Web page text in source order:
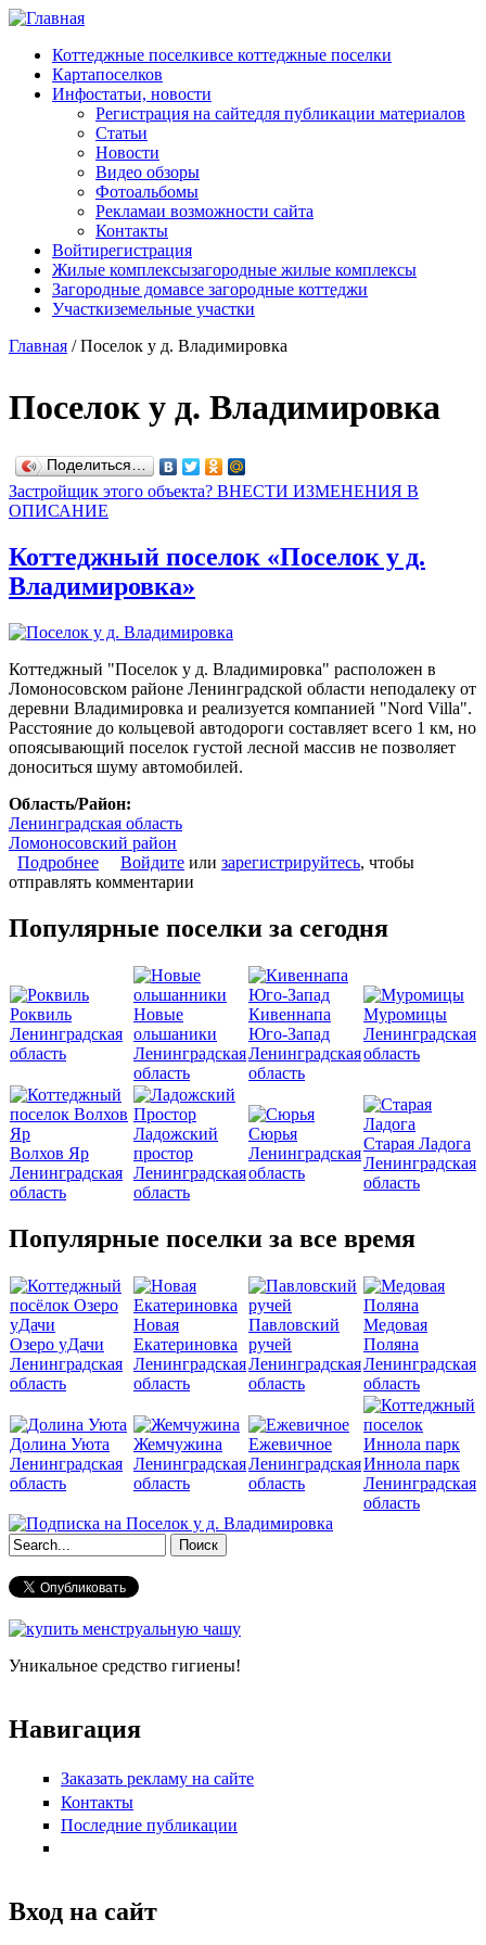
Перейти к основному содержанию
Коттеджные поселкивсе коттеджные поселки
Картапоселков
Инфостатьи, новости
Регистрация на сайтедля публикации материалов
Статьи
Новости
Видео обзоры
Фотоальбомы
Рекламаи возможности сайта
Контакты
Войтирегистрация
Жилые комплексызагородные жилые комплексы
Загородные домавсе загородные коттеджи
Участкиземельные участки
Главная /Поселок у д. Владимировка
Поселок у д. Владимировка
Поделиться…
Застройщик этого объекта? ВНЕСТИ ИЗМЕНЕНИЯ В
ОПИСАНИЕ
Коттеджный поселок «Поселок у д.
Владимировка»
Коттеджный "Поселок у д. Владимировка" расположен в
Ломоносовском районе Ленинградской области неподалеку от
деревни Владимировка и реализуется компанией "Nord Villa".
Расстояние до кольцевой автодороги составляет всего 1 км, но
опоясывающий поселок густой лесной массив не позволяет
доноситься шуму автомобилей.
Область/Район:
Ленинградская область
Ломоносовский район
Подробнее о Коттеджный поселок «Поселок у д.
Владимировка»
Войдите или зарегистрируйтесь, чтобы
отправлять комментарии
Популярные поселки за сегодня
Роквиль
Ленинградская
область
Новые
ольшаники
Ленинградская
область
Кивеннапа
Юго-Запад
Ленинградская
область
Муромицы
Ленинградская
область
Волхов Яр
Ленинградская
область
Ладожский
простор
Ленинградская
область
Сюрья
Ленинградская
область
Старая Ладога
Ленинградская
область
Популярные поселки за все время
Озеро уДачи
Ленинградская
область
Новая
Екатериновка
Ленинградская
область
Павловский
ручей
Ленинградская
область
Медовая
Поляна
Ленинградская
область
Долина Уюта
Ленинградская
область
Жемчужина
Ленинградская
область
Ежевичное
Ленинградская
область
Иннола парк
Ленинградская
область
Форма поиска
Уникальное средство гигиены!
Навигация
Заказать рекламу на сайте
Контакты
Последние публикации
Вход на сайт